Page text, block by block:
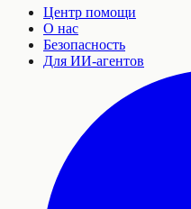
Центр помощи
О нас
Безопасность
Для ИИ-агентов